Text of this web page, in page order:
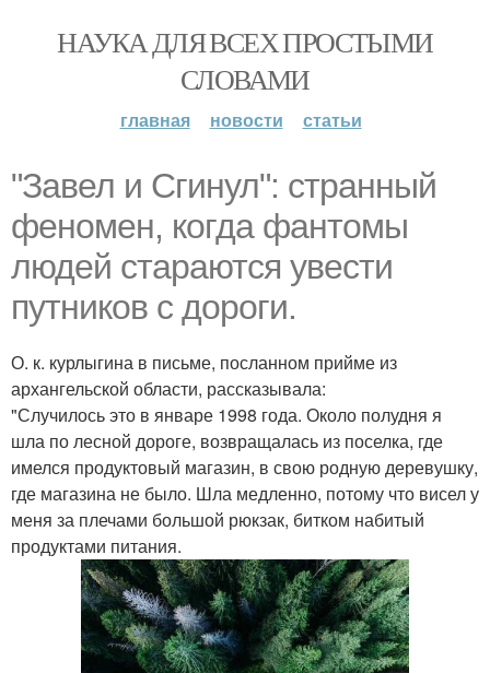
НАУКА ДЛЯ ВСЕХ ПРОСТЫМИ
СЛОВАМИ
главная новости статьи
"Завел и Сгинул": странный
феномен, когда фантомы
людей стараются увести
путников с дороги.
О. к. курлыгина в письме, посланном прийме из
архангельской области, рассказывала:
"Случилось это в январе 1998 года. Около полудня я
шла по лесной дороге, возвращалась из поселка, где
имелся продуктовый магазин, в свою родную деревушку,
где магазина не было. Шла медленно, потому что висел у
меня за плечами большой рюкзак, битком набитый
продуктами питания.